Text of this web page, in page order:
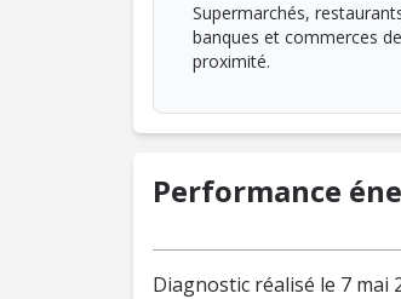
Supermarchés,
banques et commerces de
proximité.
Performance
Diagnostic réalisé le 7 mai